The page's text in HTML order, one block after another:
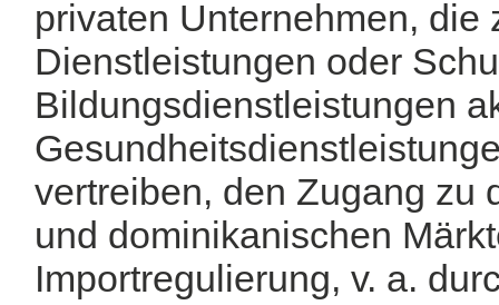
privaten Unternehmen, die
Dienstleistungen oder
Bildungsdienstleistungen
vertreiben, den Zugang zu
und dominikanischen
Importregulierung, v. a.